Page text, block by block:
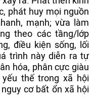
phát huy mọi nguồn
mạnh; vừa làm
theo các tầng/lớp
điều kiện sống, lối
trình này diễn ra tự
hóa, phân cực giàu
thế trong xã hội
cơ bất ổn xã hội